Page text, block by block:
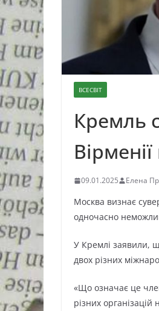
ВСЕСВІТ
Кремль
09.01.2025 Елена
Москва визнає
одночасно
У Кремлі заявили,
двох різних
«Що означає це
різних